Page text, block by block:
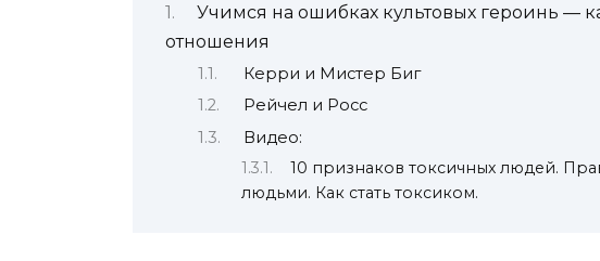
Учимся на ошибках культовых героинь —
отношения
Керри и Мистер Биг
Рейчел и Росс
Видео:
10 признаков токсичных людей.
людьми. Как стать токсиком.